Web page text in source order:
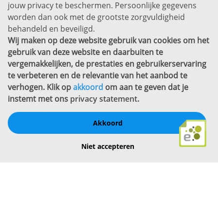
Sitemap
Copyright
Bekijk ook eens
jouw privacy te beschermen. Persoonlijke gegevens
worden dan ook met de grootste zorgvuldigheid
behandeld en beveiligd.
Wij maken op deze website gebruik van cookies om het
gebruik van deze website en daarbuiten te
vergemakkelijken, de prestaties en gebruikerservaring
te verbeteren en de relevantie van het aanbod te
verhogen. Klik opakkoord om aan te geven dat je
instemt met ons privacy statement.
Akkoord
Niet accepteren